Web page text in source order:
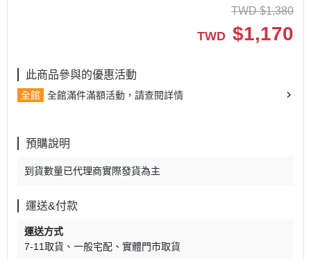
TWD $1,380
TWD $1,170
此商品參與的優惠活動
全館 全館滿件滿額活動，請查閱詳情
預購說明
到貨數量已代理商實際發貨為主
運送&付款
運送方式
7-11取貨
一般宅配
實體門市取貨